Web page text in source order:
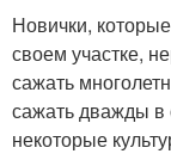
Новички,
своем участке,
сажать
сажать дважды в
некоторые